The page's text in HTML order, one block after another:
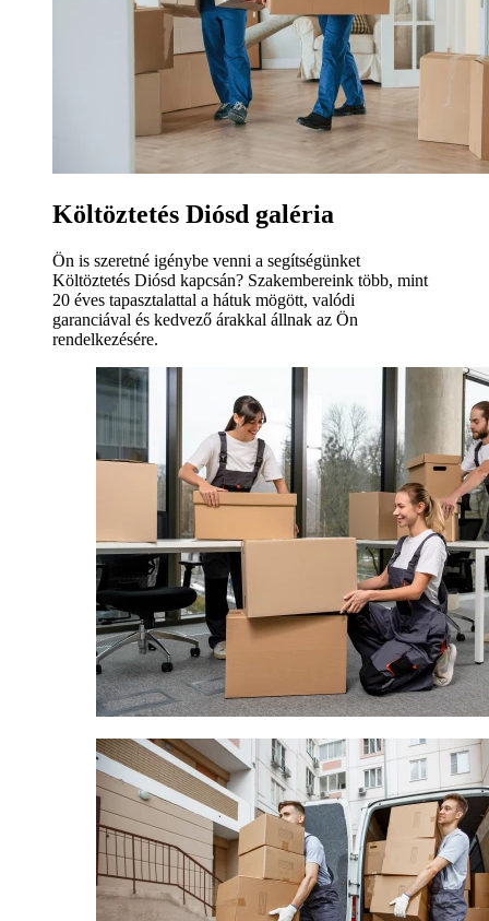
Költöztetés Diósd galéria
Ön is szeretné igénybe venni a segítségünket
Költöztetés Diósd kapcsán? Szakembereink több, mint
20 éves tapasztalattal a hátuk mögött, valódi
garanciával és kedvező árakkal állnak az Ön
rendelkezésére.